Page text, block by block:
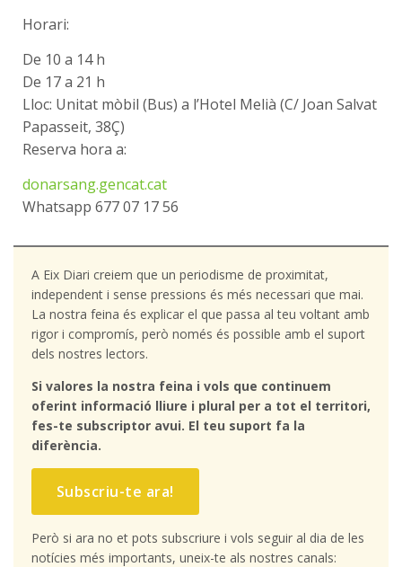
Horari:
De 10 a 14 h
De 17 a 21 h
Lloc: Unitat mòbil (Bus) a l’Hotel Melià (C/ Joan Salvat
Papasseit, 38Ç)
Reserva hora a:
donarsang.gencat.cat
Whatsapp 677 07 17 56
A Eix Diari creiem que un periodisme de proximitat,
independent i sense pressions és més necessari que mai.
La nostra feina és explicar el que passa al teu voltant amb
rigor i compromís, però només és possible amb el suport
dels nostres lectors.
Si valores la nostra feina i vols que continuem
oferint informació lliure i plural per a tot el territori,
fes-te subscriptor avui. El teu suport fa la
diferència.
Subscriu-te ara!
Però si ara no et pots subscriure i vols seguir al dia de les
notícies més importants, uneix-te als nostres canals: